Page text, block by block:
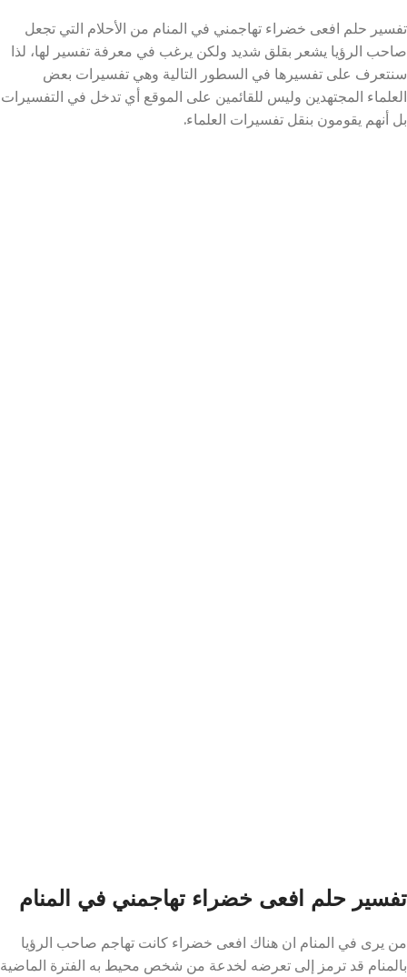
تفسير حلم افعى خضراء تهاجمني في المنام من الأحلام التي تجعل
صاحب الرؤيا يشعر بقلق شديد ولكن يرغب في معرفة تفسير لها، لذا
سنتعرف على تفسيرها في السطور التالية وهي تفسيرات بعض
العلماء المجتهدين وليس للقائمين على الموقع أي تدخل في التفسيرات
بل أنهم يقومون بنقل تفسيرات العلماء.
تفسير حلم افعى خضراء تهاجمني في المنام
من يرى في المنام ان هناك افعى خضراء كانت تهاجم صاحب الرؤيا
بالمنام قد ترمز إلى تعرضه لخدعة من شخص محيط به الفترة الماضية